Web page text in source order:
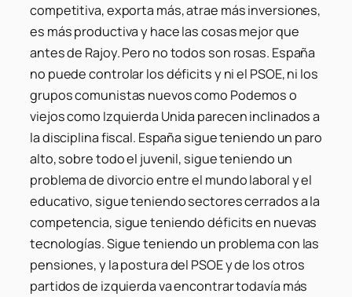
competitiva, exporta más, atrae más inversiones,
es más productiva y hace las cosas mejor que
antes de Rajoy. Pero no todos son rosas. España
no puede controlar los déficits y ni el PSOE, ni los
grupos comunistas nuevos como Podemos o
viejos como Izquierda Unida parecen inclinados a
la disciplina fiscal. España sigue teniendo un paro
alto, sobre todo el juvenil, sigue teniendo un
problema de divorcio entre el mundo laboral y el
educativo, sigue teniendo sectores cerrados a la
competencia, sigue teniendo déficits en nuevas
tecnologías. Sigue teniendo un problema con las
pensiones, y la postura del PSOE y de los otros
partidos de izquierda va encontrar todavía más